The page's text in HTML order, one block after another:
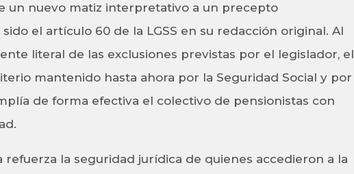
un nuevo matiz interpretativo a un precepto
el artículo 60 de la LGSS en su redacción original. Al
literal de las exclusiones previstas por el legislador, el
mantenido hasta ahora por la Seguridad Social y por
de forma efectiva el colectivo de pensionistas con
refuerza la seguridad jurídica de quienes accedieron a la